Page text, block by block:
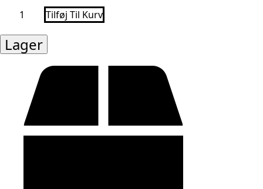
Vedhæng
mønt
ca.10mm,
4stk
antal
Tilføj Til Kurv
Lager